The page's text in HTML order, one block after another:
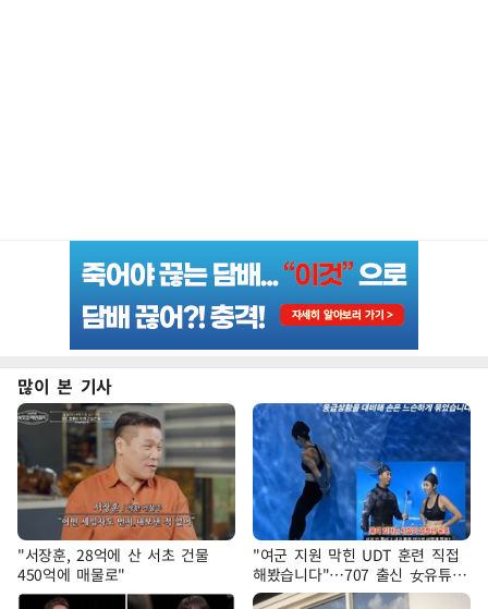
많이 본 기사
"서장훈, 28억에 산 서초 건물
450억에 매물로"
"여군 지원 막힌 UDT 훈련 직접
해봤습니다"…707 출신 女유튜버
'완벽 소화'